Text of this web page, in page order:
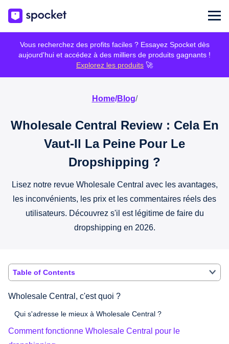
Vous recherchez des profits faciles ? Essayez Spocket dès
aujourd'hui et accédez à des milliers de produits gagnants !
Explorez les produits 🚀
Home/Blog/
Wholesale Central Review : Cela En
Vaut-Il La Peine Pour Le
Dropshipping ?
Lisez notre revue Wholesale Central avec les avantages,
les inconvénients, les prix et les commentaires réels des
utilisateurs. Découvrez s'il est légitime de faire du
dropshipping en 2026.
Table of Contents
Wholesale Central, c'est quoi ?
Qui s'adresse le mieux à Wholesale Central ?
Comment fonctionne Wholesale Central pour le